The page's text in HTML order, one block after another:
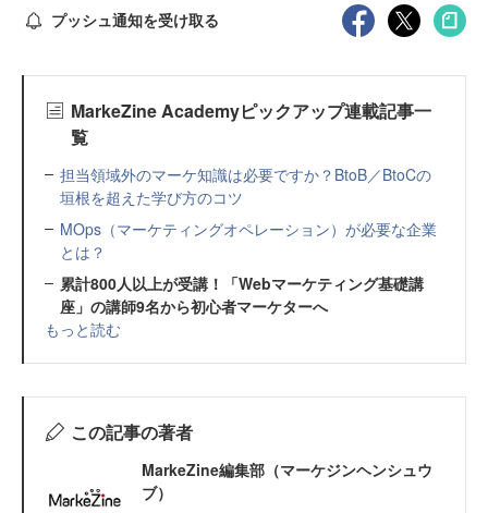
プッシュ通知を受け取る
MarkeZine Academyピックアップ連載記事一
覧
担当領域外のマーケ知識は必要ですか？BtoB／BtoCの
垣根を超えた学び方のコツ
MOps（マーケティングオペレーション）が必要な企業
とは？
累計800人以上が受講！「Webマーケティング基礎講
座」の講師9名から初心者マーケターへ
もっと読む
この記事の著者
MarkeZine編集部（マーケジンヘンシュウ
ブ）